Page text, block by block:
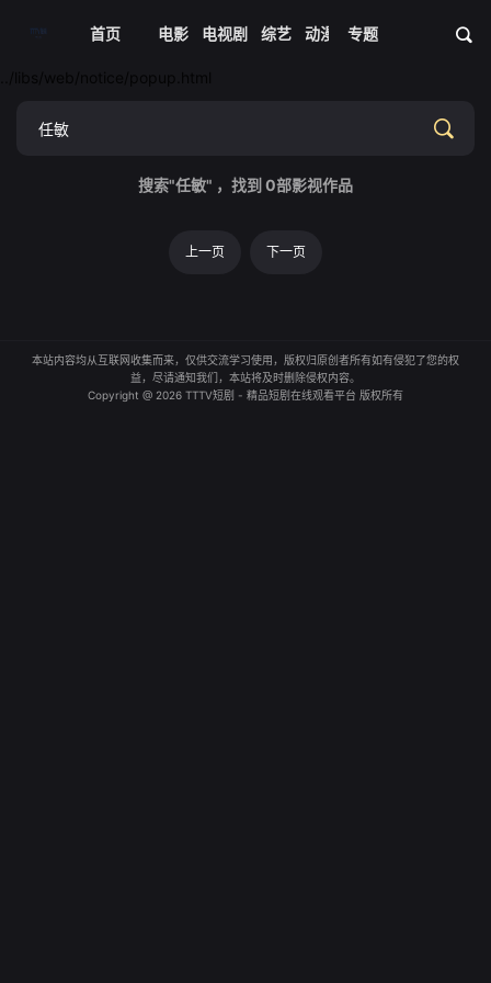
首页 电影 电视剧 综艺 动漫 短剧大全 资
专题
搜索"任敏" ，找到 0部影视作品
上一页 下一页
本站内容均从互联网收集而来，仅供交流学习使用，版权归原创者所有如有侵犯了您的权
益，尽请通知我们，本站将及时删除侵权内容。
Copyright @ 2026 TTTV短剧 - 精品短剧在线观看平台 版权所有